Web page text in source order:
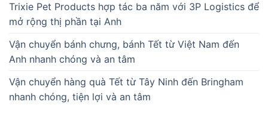
Trixie Pet Products hợp tác ba năm với 3P Logistics để
mở rộng thị phần tại Anh
Vận chuyển bánh chưng, bánh Tết từ Việt Nam đến
Anh nhanh chóng và an tâm
Vận chuyển hàng quà Tết từ Tây Ninh đến Bringham
nhanh chóng, tiện lợi và an tâm